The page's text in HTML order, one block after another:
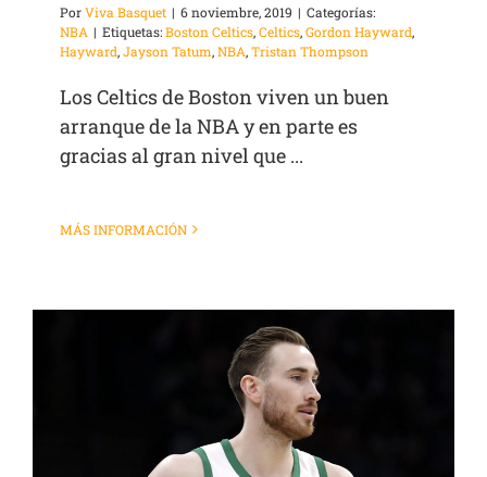
PorViva Basquet | 6 noviembre, 2019 | Categorías:
NBA | Etiquetas:Boston Celtics,Celtics,Gordon Hayward,
Hayward,Jayson Tatum,NBA,Tristan Thompson
Los Celtics de Boston viven un buen
arranque de la NBA y en parte es
gracias al gran nivel que ...
MÁS INFORMACIÓN